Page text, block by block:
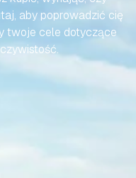
aby poprowadzić cię
twoje cele dotyczące